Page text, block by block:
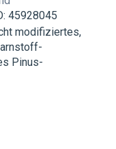
45928045
modifiziertes,
Pinus-